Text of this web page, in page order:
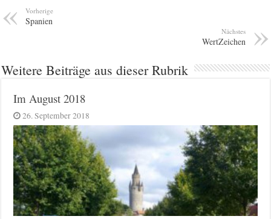
Vorherige
Spanien
Nächstes
WertZeichen
Weitere Beiträge aus dieser Rubrik
Im August 2018
26. September 2018